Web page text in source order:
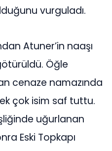
vurguladı.
Atuner’in naaşı
Öğle
cenaze namazında
çok isim saf tuttu.
uğurlanan
Eski Topkapı